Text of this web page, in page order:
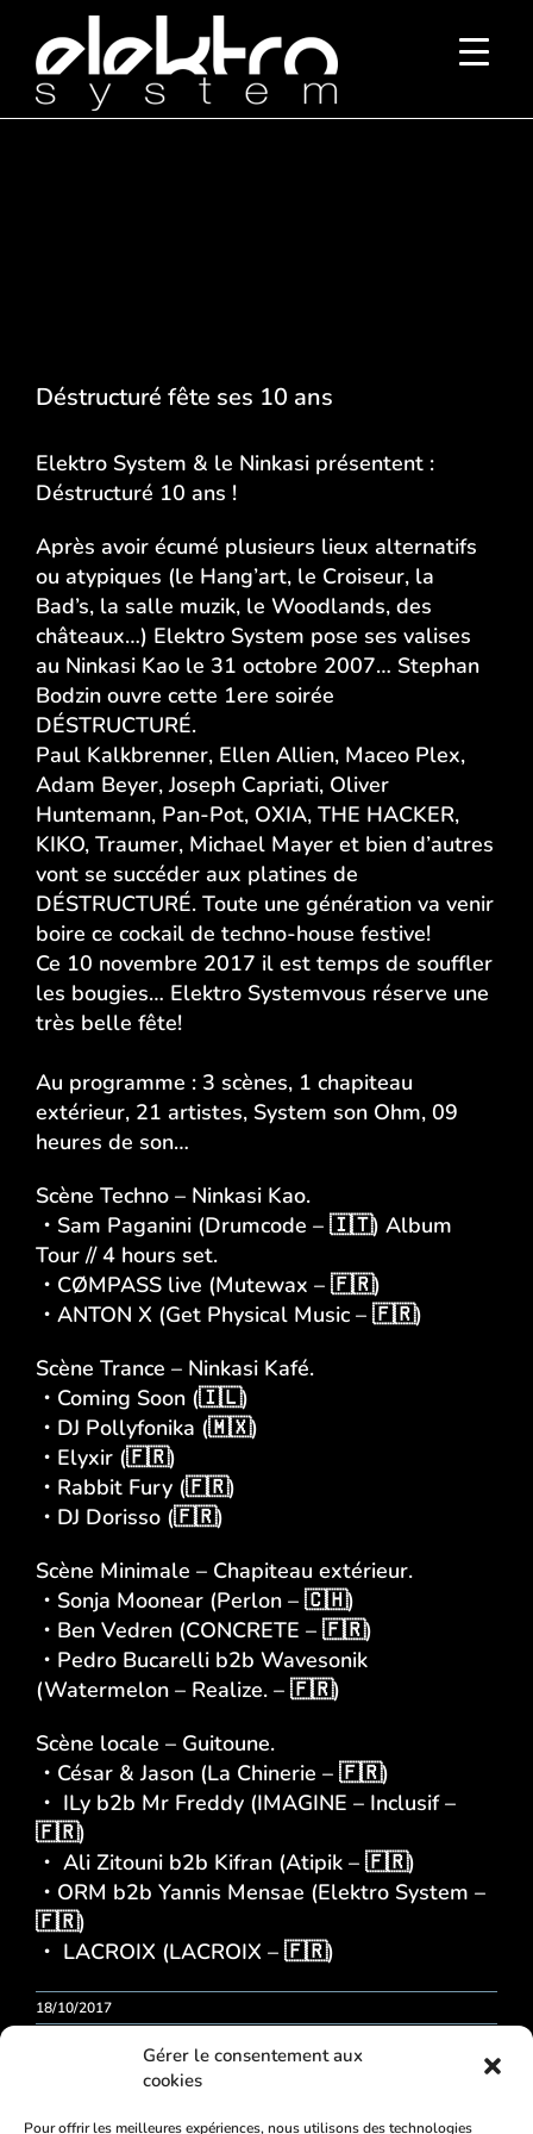
Gérer le consentement aux
cookies
Pour offrir les meilleures expériences, nous utilisons des technologies
contenu
Déstructuré fête ses 10 ans
Elektro System & le Ninkasi présentent :
Déstructuré 10 ans !
Après avoir écumé plusieurs lieux alternatifs
ou atypiques (le Hang’art, le Croiseur, la
Bad’s, la salle muzik, le Woodlands, des
châteaux…) Elektro System pose ses valises
au Ninkasi Kao le 31 octobre 2007… Stephan
Bodzin ouvre cette 1ere soirée
DÉSTRUCTURÉ.
Paul Kalkbrenner, Ellen Allien, Maceo Plex,
Adam Beyer,Joseph Capriati, Oliver
Huntemann, Pan-Pot, OXIA, THE HACKER,
KIKO, Traumer, Michael Mayer et bien d’autres
vont se succéder aux platines de
DÉSTRUCTURÉ. Toute une génération va venir
boire ce cockail de techno-house festive!
Ce 10 novembre 2017 il est temps de souffler
les bougies… Elektro Systemvous réserve une
très belle fête!
Au programme : 3 scènes, 1 chapiteau
extérieur, 21 artistes, System son Ohm, 09
heures de son…
Scène Techno – Ninkasi Kao.
・ Sam Paganini (Drumcode – 🇮🇹) Album
Tour // 4 hours set.
・ CØMPASS live (Mutewax – 🇫🇷)
・ ANTON X (Get Physical Music – 🇫🇷)
Scène Trance – Ninkasi Kafé.
・ Coming Soon (🇮🇱)
・ DJ Pollyfonika (🇲🇽)
・Elyxir (🇫🇷)
・ Rabbit Fury (🇫🇷)
・DJ Dorisso (🇫🇷)
Scène Minimale – Chapiteau extérieur.
・ Sonja Moonear (Perlon – 🇨🇭)
・ Ben Vedren (CONCRETE – 🇫🇷)
・ Pedro Bucarelli b2b Wavesonik
(Watermelon – Realize. – 🇫🇷)
Scène locale – Guitoune.
・ César & Jason (La Chinerie – 🇫🇷)
・ ILy b2b Mr Freddy (IMAGINE – Inclusif–
🇫🇷)
・ Ali Zitouni b2b Kifran (Atipik – 🇫🇷)
・ ORM b2b Yannis Mensae (Elektro System –
🇫🇷)
・ LACROIX (LACROIX – 🇫🇷)
18/10/2017